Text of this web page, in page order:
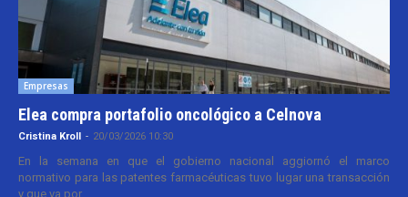
Empresas
Elea compra portafolio oncológico a Celnova
Cristina Kroll - 20/03/2026 10:30
En la semana en que el gobierno nacional aggiornó el marco
normativo para las patentes farmacéuticas tuvo lugar una transacción
y que va por...